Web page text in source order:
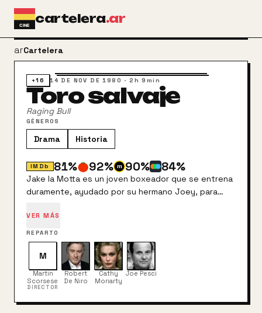
Ir al contenido principal
cartelera.ar
arrow_back
Cartelera
+16 14 DE NOV DE 1980 ·2h 9min
Toro salvaje
Raging Bull
GÉNEROS
Drama Historia
IMDb 81% 92% 90% 84%
Jake la Motta es un joven boxeador que se entrena
duramente, ayudado por su hermano Joey, para
Pronto consigue ver hecho realidad tan ansiado
sueño, pero el triunfo y el éxito convierten su vida
en una pesadilla. Por un lado, su matrimonio cada
vez marcha peor debido a sus salidas nocturnas con
otras mujeres; por otro, la mafia le presiona para
que amañe combates. En poco tiempo gasta todo
a pasar todo tipo de penurias.
VER MÁS
REPARTO
M
Martin
Scorsese
DIRECTOR
Robert
De Niro
Cathy
Moriarty
Joe Pesci